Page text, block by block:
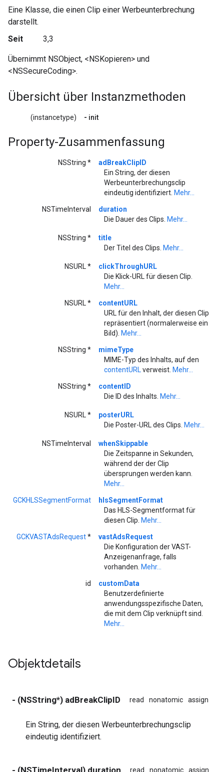
Eine Klasse, die einen Clip einer Werbeunterbrechung
darstellt.
Seit
3,3
Übernimmt NSObject, <NSKopieren> und
<NSSecureCoding>.
Übersicht über Instanzmethoden
(instancetype) - init
Property-Zusammenfassung
NSString *
adBreakClipID
Ein String, der diesen
Werbeunterbrechungsclip
eindeutig identifiziert. Mehr...
NSTimeInterval
duration
Die Dauer des Clips. Mehr...
NSString *
title
Der Titel des Clips. Mehr...
NSURL *
clickThroughURL
Die Klick-URL für diesen Clip.
Mehr...
NSURL *
contentURL
URL für den Inhalt, der diesen Clip
repräsentiert (normalerweise ein
Bild). Mehr...
NSString *
mimeType
MIME-Typ des Inhalts, auf den
contentURL verweist. Mehr...
NSString *
contentID
Die ID des Inhalts. Mehr...
NSURL *
posterURL
Die Poster-URL des Clips. Mehr...
NSTimeInterval
whenSkippable
Die Zeitspanne in Sekunden,
während der der Clip
übersprungen werden kann.
Mehr...
GCKHLSSegmentFormat
hlsSegmentFormat
Das HLS-Segmentformat für
diesen Clip. Mehr...
GCKVASTAdsRequest*
vastAdsRequest
Die Konfiguration der VAST-
Anzeigenanfrage, falls
vorhanden. Mehr...
id
customData
Benutzerdefinierte
anwendungsspezifische Daten,
die mit dem Clip verknüpft sind.
Mehr...
Objektdetails
- (NSString*) adBreakClipID read nonatomic assign
Ein String, der diesen Werbeunterbrechungsclip
eindeutig identifiziert.
- (NSTimeInterval) duration read nonatomic assign